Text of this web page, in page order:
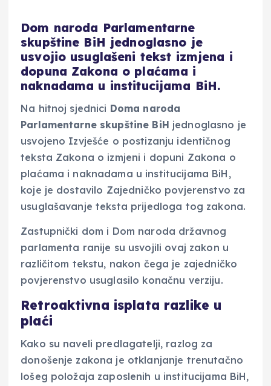
Dom naroda Parlamentarne
skupštine BiH jednoglasno je
usvojio usuglašeni tekst izmjena i
dopuna Zakona o plaćama i
naknadama u institucijama BiH.
Na hitnoj sjednici Doma naroda
Parlamentarne skupštine BiH jednoglasno je
usvojeno Izvješće o postizanju identičnog
teksta Zakona o izmjeni i dopuni Zakona o
plaćama i naknadama u institucijama BiH,
koje je dostavilo Zajedničko povjerenstvo za
usuglašavanje teksta prijedloga tog zakona.
Zastupnički dom i Dom naroda državnog
parlamenta ranije su usvojili ovaj zakon u
različitom tekstu, nakon čega je zajedničko
povjerenstvo usuglasilo konačnu verziju.
Retroaktivna isplata razlike u
plaći
Kako su naveli predlagatelji, razlog za
donošenje zakona je otklanjanje trenutačno
lošeg položaja zaposlenih u institucijama BiH,